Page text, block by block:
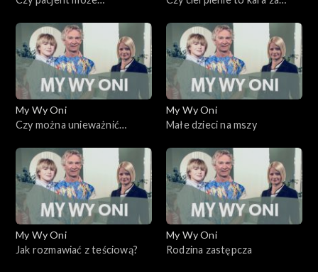
śmierci?
My Wy Oni
Czy można unieważnić
My Wy Oni
Małe dzieci na mszy
My Wy Oni
Jak rozmawiać z teściową?
My Wy Oni
Rodzina zastępcza